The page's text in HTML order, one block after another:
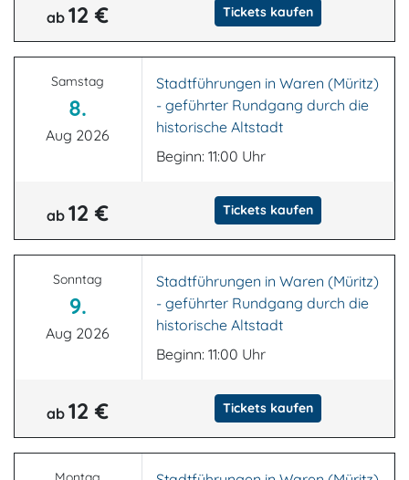
ab12 € Tickets kaufen
Samstag
8.
Aug 2026
Stadtführungen in Waren (Müritz)
- geführter Rundgang durch die
historische Altstadt
Beginn: 11:00 Uhr
ab12 € Tickets kaufen
Sonntag
9.
Aug 2026
Stadtführungen in Waren (Müritz)
- geführter Rundgang durch die
historische Altstadt
Beginn: 11:00 Uhr
ab12 € Tickets kaufen